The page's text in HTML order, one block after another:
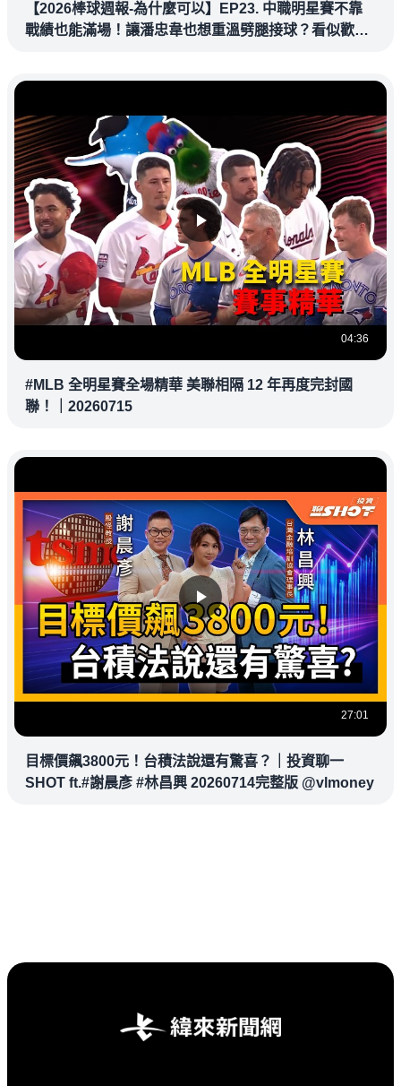
【2026棒球週報-為什麼可以】EP23. 中職明星賽不靠
戰績也能滿場！讓潘忠韋也想重溫劈腿接球？看似歡樂
04:36
#MLB 全明星賽全場精華 美聯相隔 12 年再度完封國
聯！｜20260715
27:01
目標價飆3800元！台積法說還有驚喜？｜投資聊一
SHOT ft.#謝晨彥 #林昌興 20260714完整版 @vlmoney